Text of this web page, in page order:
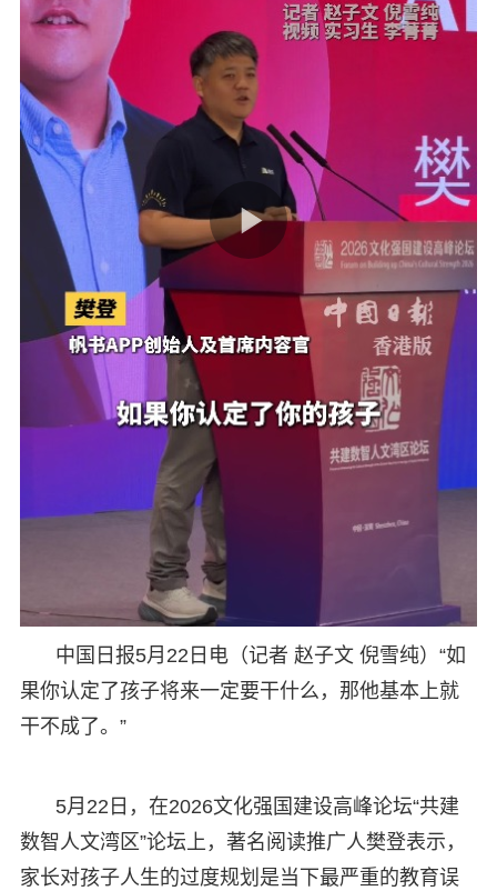
中国日报5月22日电（记者 赵子文 倪雪纯）“如
果你认定了孩子将来一定要干什么，那他基本上就
干不成了。”
5月22日，在2026文化强国建设高峰论坛“共建
数智人文湾区”论坛上，著名阅读推广人樊登表示，
家长对孩子人生的过度规划是当下最严重的教育误